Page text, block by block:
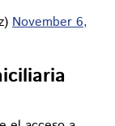
November 6,